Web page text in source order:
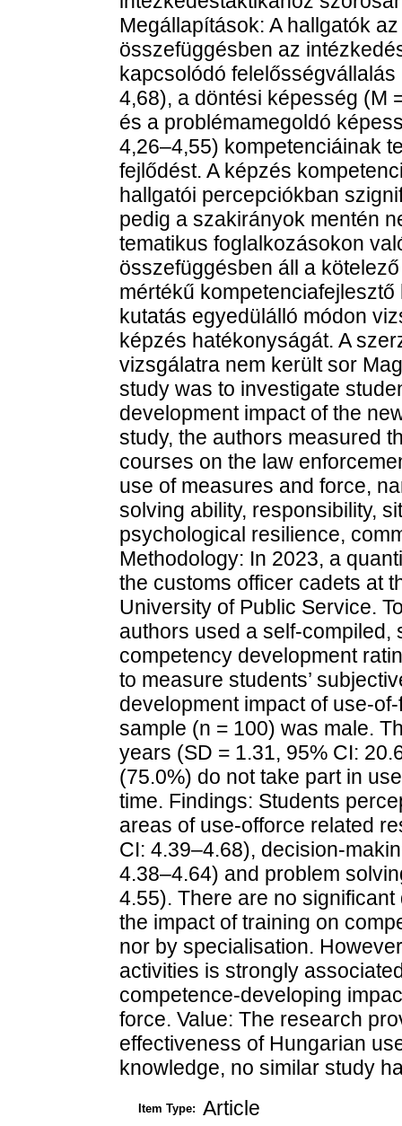
Megállapítások: A hallgatók
összefüggésben az
kapcsolódó
4,68), a döntési képesség (M
és a problémamegoldó
4,26–4,55) kompetenciáinak
fejlődést. A képzés
hallgatói percepciókban
pedig a szakirányok mentén
tematikus foglalkozásokon
összefüggésben áll a
mértékű
kutatás egyedülálló módon
képzés hatékonyságát. A
vizsgálatra nem került sor
study was to investigate
development impact of the
study, the authors measured
courses on the law
use of measures and force,
solving ability, responsibility,
psychological resilience,
Methodology: In 2023, a
the customs officer cadets at
University of Public Service.
authors used a self-compiled,
competency development
to measure students’
development impact of use-
sample (n = 100) was male.
years (SD = 1.31, 95% CI:
(75.0%) do not take part in
time. Findings: Students
areas of use-offorce related
CI: 4.39–4.68), decision-
4.38–4.64) and problem
4.55). There are no
the impact of training on
nor by specialisation.
activities is strongly
competence-developing
force. Value: The research
effectiveness of Hungarian
knowledge, no similar study
Item Type: Article